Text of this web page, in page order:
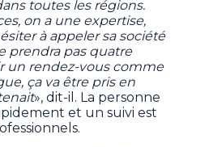
toutes les régions.
on a une expertise,
à appeler sa société
prendra pas quatre
un rendez-vous comme
ça va être pris en
», dit-il. La personne
et un suivi est